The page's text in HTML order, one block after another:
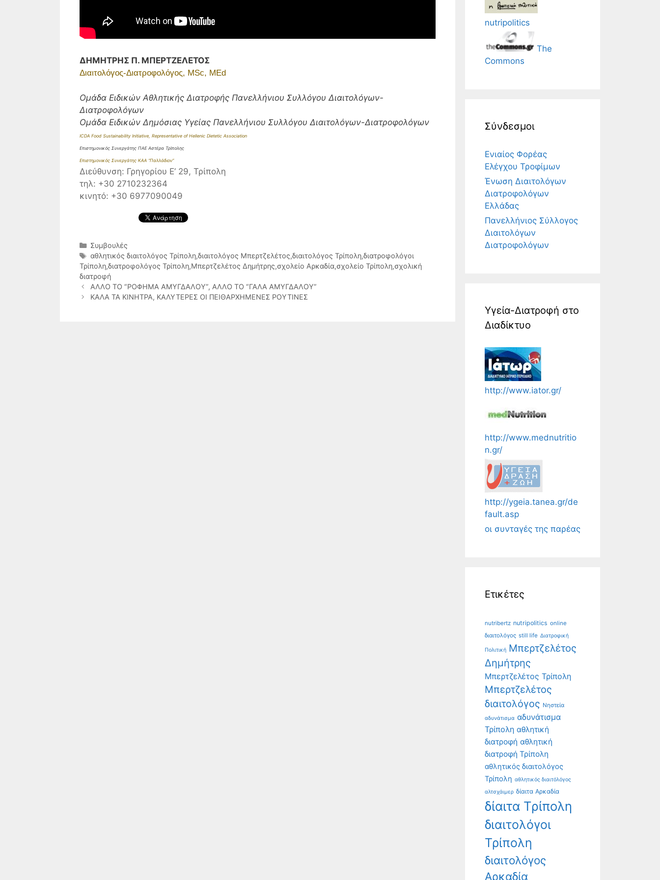
ΔΗΜΗΤΡΗΣ Π. ΜΠΕΡΤΖΕΛΕΤΟΣ
Διαιτολόγος-Διατροφολόγος, MSc, MEd
Ομάδα Ειδικών Αθλητικής Διατροφής Πανελλήνιου Συλλόγου Διαιτολόγων-
Διατροφολόγων
Ομάδα Ειδικών Δημόσιας Υγείας Πανελλήνιου Συλλόγου Διαιτολόγων-Διατροφολόγων
ICDA Food Sustainability Initiative, Representative of Hellenic Dietetic Association
Επιστημονικός Συνεργάτης ΠΑΕ Αστέρα Τρίπολης
Επιστημονικός Συνεργάτης ΚΑΑ “Παλλάδιον”
Διεύθυνση: Γρηγορίου Ε’ 29, Τρίπολη
τηλ: +30 2710232364
κινητό: +30 6977090049
Κατηγορίες
Συμβουλές
Ετικέτες
αθλητικός διαιτολόγος Τρίπολη,διαιτολόγος Μπερτζελέτος,διαιτολόγος Τρίπολη,διατροφολόγοι
Τρίπολη,διατροφολόγος Τρίπολη,Μπερτζελέτος Δημήτρης,σχολείο Αρκαδία,σχολείο Τρίπολη,σχολική
διατροφή
ΑΛΛΟ ΤΟ “ΡΟΦΗΜΑ ΑΜΥΓΔΑΛΟΥ”, ΑΛΛΟ ΤΟ “ΓΑΛΑ ΑΜΥΓΔΑΛΟΥ”
ΚΑΛΑ ΤΑ ΚΙΝΗΤΡΑ, ΚΑΛΥΤΕΡΕΣ ΟΙ ΠΕΙΘΑΡΧΗΜΕΝΕΣ ΡΟΥΤΙΝΕΣ
nutripolitics
The
Commons
Σύνδεσμοι
Ενιαίος Φορέας
Ελέγχου Τροφίμων
Ένωση Διαιτολόγων
Διατροφολόγων
Ελλάδας
Πανελλήνιος Σύλλογος
Διαιτολόγων
Διατροφολόγων
Υγεία-Διατροφή στο
Διαδίκτυο
http://www.iator.gr/
http://www.mednutritio
n.gr/
http://ygeia.tanea.gr/de
fault.asp
οι συνταγές της παρέας
Ετικέτες
nutribertz nutripolitics online
διαιτολόγος still life Διατροφική
Πολιτική Μπερτζελέτος
Δημήτρης
Μπερτζελέτος Τρίπολη
Μπερτζελέτος
διαιτολόγος Νηστεία
αδυνάτισμα αδυνάτισμα
Τρίπολη αθλητική
διατροφή αθλητική
διατροφή Τρίπολη
αθλητικός διαιτολόγος
Τρίπολη αθλητικός διαιτόλόγος
αλτσχάιμερ δίαιτα Αρκαδία
δίαιτα Τρίπολη
διαιτολόγοι
Τρίπολη
διαιτολόγος
Αρκαδία